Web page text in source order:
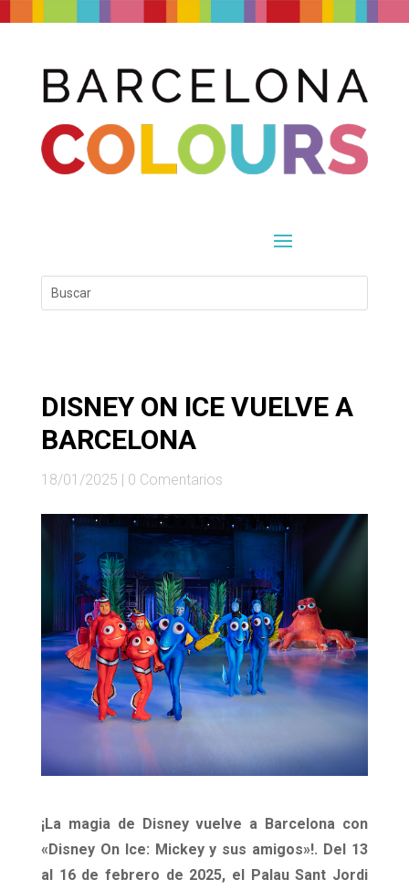
DISNEY ON ICE VUELVE A
BARCELONA
18/01/2025 0 Comentarios
¡La magia de Disney vuelve a Barcelona con
«Disney On Ice: Mickey y sus amigos»!. Del 13
al 16 de febrero de 2025, el Palau Sant Jordi